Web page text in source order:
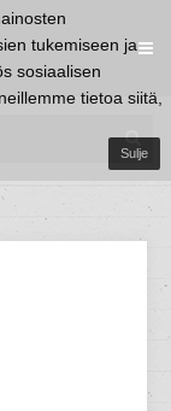
tukemiseen ja
sosiaalisen
tietoa siitä,
Sulje